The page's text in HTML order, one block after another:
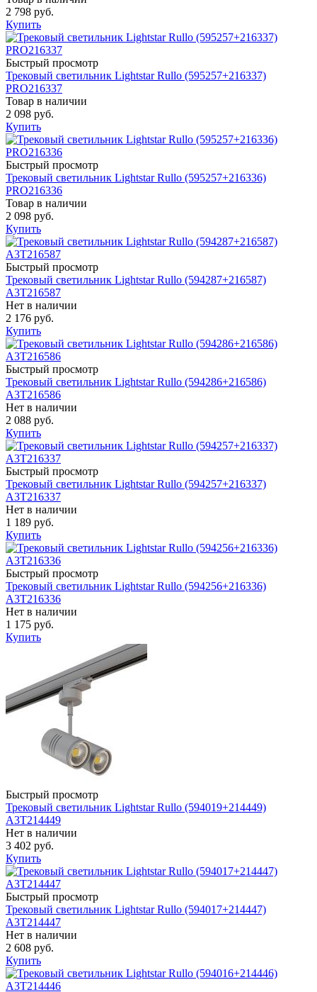
2 798 руб.
Купить
Быстрый просмотр
Трековый светильник Lightstar Rullo (595257+216337)
PRO216337
Товар в наличии
2 098 руб.
Купить
Быстрый просмотр
Трековый светильник Lightstar Rullo (595257+216336)
PRO216336
Товар в наличии
2 098 руб.
Купить
Быстрый просмотр
Трековый светильник Lightstar Rullo (594287+216587)
A3T216587
Нет в наличии
2 176 руб.
Купить
Быстрый просмотр
Трековый светильник Lightstar Rullo (594286+216586)
A3T216586
Нет в наличии
2 088 руб.
Купить
Быстрый просмотр
Трековый светильник Lightstar Rullo (594257+216337)
A3T216337
Нет в наличии
1 189 руб.
Купить
Быстрый просмотр
Трековый светильник Lightstar Rullo (594256+216336)
A3T216336
Нет в наличии
1 175 руб.
Купить
Быстрый просмотр
Трековый светильник Lightstar Rullo (594019+214449)
A3T214449
Нет в наличии
3 402 руб.
Купить
Быстрый просмотр
Трековый светильник Lightstar Rullo (594017+214447)
A3T214447
Нет в наличии
2 608 руб.
Купить